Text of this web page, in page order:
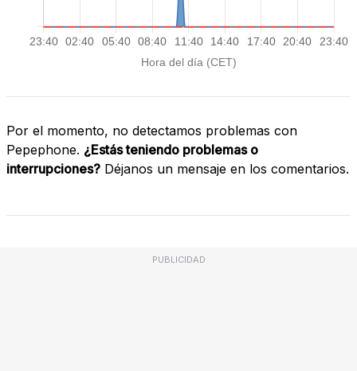
Por el momento, no detectamos problemas con
Pepephone. ¿Estás teniendo problemas o
interrupciones? Déjanos un mensaje en los comentarios.
PUBLICIDAD